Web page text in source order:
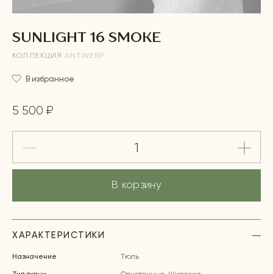
SUNLIGHT 16 SMOKE
КОЛЛЕКЦИЯ ANTWERP
В избранное
5 500 ₽
В корзину
ХАРАКТЕРИСТИКИ
Назначение Тюль